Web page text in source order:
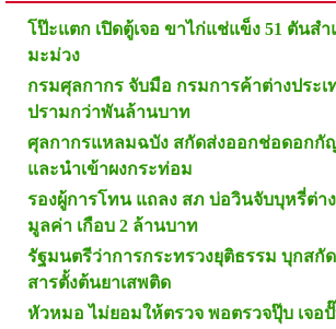
โป๊ะแตก เปิดตู้เจอ ขาไก่แช่แข็ง 51 ตันสำ
มะม่วง
กรมศุลกากร จับมือ กรมการค้าต่างประเ
ปรามกว่าพันล้านบาท
ศุลกากรแหลมฉบัง สกัดส่งออกช่อดอกกั
และนำเข้าผงกระท่อม
รองผู้การโทน แถลง สภ บ่อวินจับบุหรี่ต่า
มูลค่า เกือบ 2 ล้านบาท
รัฐมนตรีว่าการกระทรวงยุติธรรม บุกสกั
สารตั้งต้นยาเสพติด
หัวหมอ ไม่ยอมให้ตรวจ พอตรวจปุ๊บ เจอ